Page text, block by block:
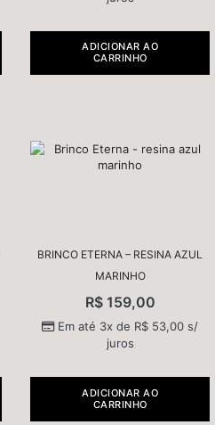
ADICIONAR AO
CARRINHO
BRINCO ETERNA – RESINA AZUL
MARINHO
R$159,00
Em até 3x de R$ 53,00 s/
juros
ADICIONAR AO
CARRINHO